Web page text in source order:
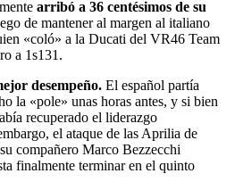
arribó a 36 centésimos de su
de mantener al margen al italiano
«coló» a la Ducati del VR46 Team
a 1s131.
desempeño. El español partía
la «pole» unas horas antes, y si bien
recuperado el liderazgo
el ataque de las Aprilia de
compañero Marco Bezzecchi
finalmente terminar en el quinto